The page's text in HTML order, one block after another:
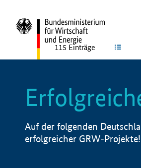
115 Einträge
Auf der folgenden
erfolgreicher GRW-Projekte!